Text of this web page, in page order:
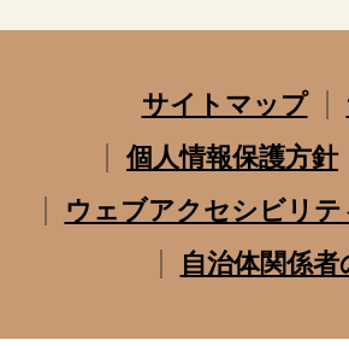
サイトマップ
個人情報保護方針
ウェブアクセシビリテ
自治体関係